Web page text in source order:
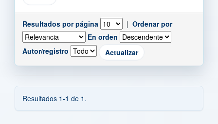
Resultados por página | Ordenar por
En orden
Autor/registro
Resultados 1-1 de 1.